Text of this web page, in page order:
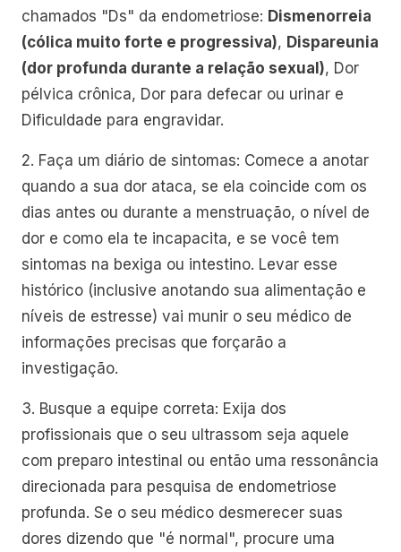
chamados "Ds" da endometriose: Dismenorreia
(cólica muito forte e progressiva), Dispareunia
(dor profunda durante a relação sexual), Dor
pélvica crônica, Dor para defecar ou urinar e
Dificuldade para engravidar.
2. Faça um diário de sintomas: Comece a anotar
quando a sua dor ataca, se ela coincide com os
dias antes ou durante a menstruação, o nível de
dor e como ela te incapacita, e se você tem
sintomas na bexiga ou intestino. Levar esse
histórico (inclusive anotando sua alimentação e
níveis de estresse) vai munir o seu médico de
informações precisas que forçarão a
investigação.
3. Busque a equipe correta: Exija dos
profissionais que o seu ultrassom seja aquele
com preparo intestinal ou então uma ressonância
direcionada para pesquisa de endometriose
profunda. Se o seu médico desmerecer suas
dores dizendo que "é normal", procure uma